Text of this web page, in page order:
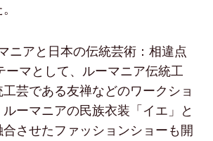
ニアと日本の伝統芸術：相違点
ーマとして、ルーマニア伝統工
芸である友禅などのワークショ
ーマニアの民族衣装「イエ」と
させたファッションショーも開